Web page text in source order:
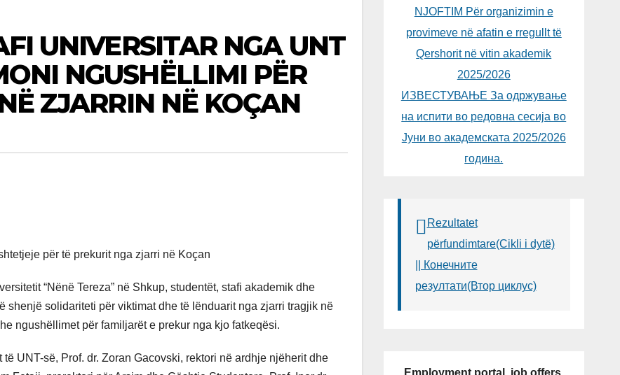
UNIVERSITAR NGA UNT
NGUSHËLLIMI PËR
ZJARRIN NË KOÇAN
për të prekurit nga zjarri në Koçan
“Nënë Tereza” në Shkup, studentët, stafi akademik dhe
solidariteti për viktimat dhe të lënduarit nga zjarri tragjik në
ngushëllimet për familjarët e prekur nga kjo fatkeqësi.
UNT-së, Prof. dr. Zoran Gacovski, rektori në ardhje njëherit dhe
NJOFTIM Për organizimin e
provimeve në afatin e rregullt të
Qershorit në vitin akademik
2025/2026
ИЗВЕСТУВАЊЕ За одржување
на испити во редовна сесија во
Јуни во академската 2025/2026
година.
Rezultatet
përfundimtare(Cikli i dytë)
|| Конечните
резултати(Втор циклус)
Employment portal, job offers,